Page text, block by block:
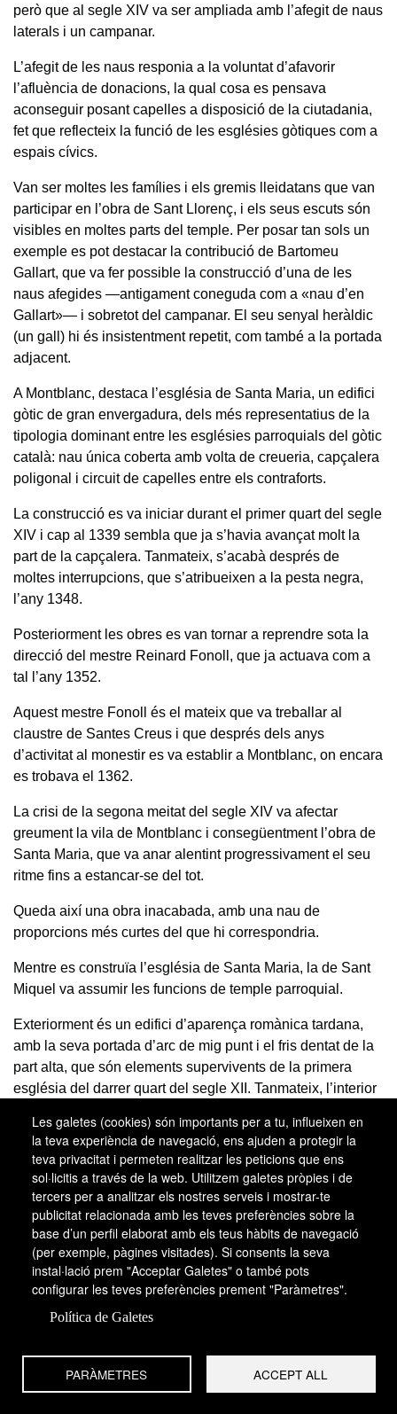
però que al segle XIV va ser ampliada amb l’afegit de naus
laterals i un campanar.
L’afegit de les naus responia a la voluntat d’afavorir
l’afluència de donacions, la qual cosa es pensava
aconseguir posant capelles a disposició de la ciutadania,
fet que reflecteix la funció de les esglésies gòtiques com a
espais cívics.
Van ser moltes les famílies i els gremis lleidatans que van
participar en l’obra de Sant Llorenç, i els seus escuts són
visibles en moltes parts del temple. Per posar tan sols un
exemple es pot destacar la contribució de Bartomeu
Gallart, que va fer possible la construcció d’una de les
naus afegides —antigament coneguda com a «nau d’en
Gallart»— i sobretot del campanar. El seu senyal heràldic
(un gall) hi és insistentment repetit, com també a la portada
adjacent.
A Montblanc, destaca l’església de Santa Maria, un edifici
gòtic de gran envergadura, dels més representatius de la
tipologia dominant entre les esglésies parroquials del gòtic
català: nau única coberta amb volta de creueria, capçalera
poligonal i circuit de capelles entre els contraforts.
La construcció es va iniciar durant el primer quart del segle
XIV i cap al 1339 sembla que ja s’havia avançat molt la
part de la capçalera. Tanmateix, s’acabà després de
moltes interrupcions, que s’atribueixen a la pesta negra,
l’any 1348.
Posteriorment les obres es van tornar a reprendre sota la
direcció del mestre Reinard Fonoll, que ja actuava com a
tal l’any 1352.
Aquest mestre Fonoll és el mateix que va treballar al
claustre de Santes Creus i que després dels anys
d’activitat al monestir es va establir a Montblanc, on encara
es trobava el 1362.
La crisi de la segona meitat del segle XIV va afectar
greument la vila de Montblanc i consegüentment l’obra de
Santa Maria, que va anar alentint progressivament el seu
ritme fins a estancar-se del tot.
Queda així una obra inacabada, amb una nau de
proporcions més curtes del que hi correspondria.
Mentre es construïa l’església de Santa Maria, la de Sant
Miquel va assumir les funcions de temple parroquial.
Exteriorment és un edifici d’aparença romànica tardana,
amb la seva portada d’arc de mig punt i el fris dentat de la
part alta, que són elements supervivents de la primera
església del darrer quart del segle XII. Tanmateix, l’interior
aproximadament rectangular amb la coberta de fusta
suportada per arcs diafragma. La seva construcció data de
la fi del segle XIII, ja que l’any 1307 s’hi van celebrar corts i
es parlava de decorar l’enteixinat.
Posteriorment, durant els segles XIV i XV, s’hi van afegir
petites capelles sota l’arrencada d’alguns arcs i molt
probablement també els dos trams orientals.
L’església de Santa Maria de Santa Coloma de Queralt,
d’església parroquial gòtica.
Les galetes (cookies) són importants per a tu, influeixen en
la teva experiència de navegació, ens ajuden a protegir la
teva privacitat i permeten realitzar les peticions que ens
sol·licitis a través de la web. Utilitzem galetes pròpies i de
tercers per a analitzar els nostres serveis i mostrar-te
publicitat relacionada amb les teves preferències sobre la
base d’un perfil elaborat amb els teus hàbits de navegació
(per exemple, pàgines visitades). Si consents la seva
instal·lació prem "Acceptar Galetes" o també pots
configurar les teves preferències prement "Paràmetres".
Política de Galetes
PARÀMETRES ACCEPT ALL